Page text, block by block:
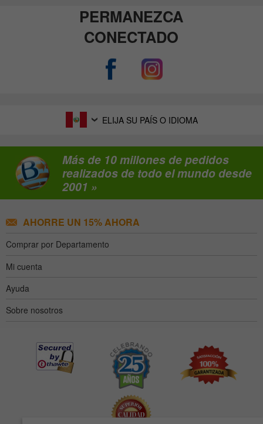
PERMANEZCA
CONECTADO
ELIJA SU PAÍS O IDIOMA
Más de 10 millones de pedidos
realizados de todo el mundo desde
2001 »
AHORRE UN 15% AHORA
Comprar por Departamento
Mi cuenta
Ayuda
Sobre nosotros